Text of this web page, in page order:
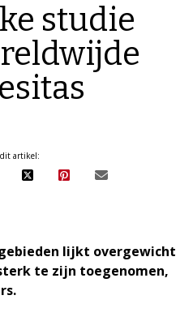
studie
artikel:
lijkt overgewicht
te zijn toegenomen,